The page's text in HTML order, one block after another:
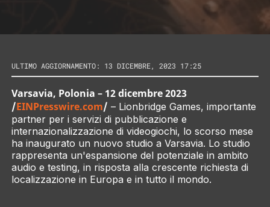
ULTIMO AGGIORNAMENTO: 13 DICEMBRE, 2023 17:25
Varsavia, Polonia – 12 dicembre 2023
/EINPresswire.com/ – Lionbridge Games, importante
partner per i servizi di pubblicazione e
internazionalizzazione di videogiochi, lo scorso mese
ha inaugurato un nuovo studio a Varsavia. Lo studio
rappresenta un'espansione del potenziale in ambito
audio e testing, in risposta alla crescente richiesta di
localizzazione in Europa e in tutto il mondo.